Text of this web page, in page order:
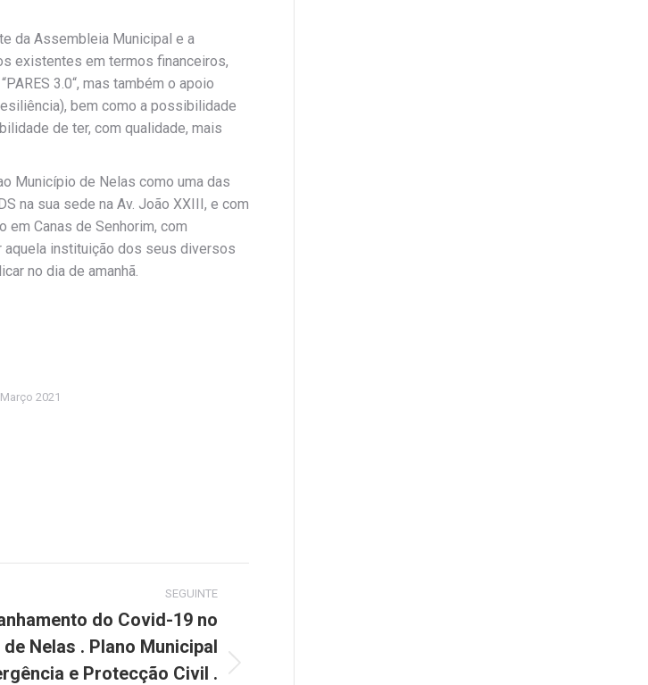
da Assembleia Municipal e a
existentes em termos financeiros,
3.0“, mas também o apoio
bem como a possibilidade
de ter, com qualidade, mais
Município de Nelas como uma das
na sua sede na Av. João XXIII, e com
em Canas de Senhorim, com
aquela instituição dos seus diversos
no dia de amanhã.
2021
SEGUINTE
do Covid-19 no
Nelas . Plano Municipal
e Protecção Civil .